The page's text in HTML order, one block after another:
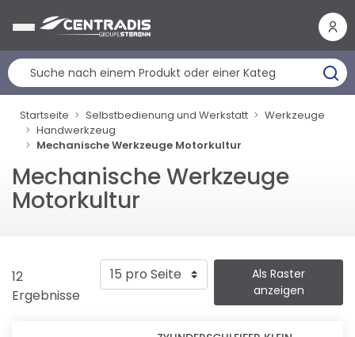
Startseite Selbstbedienung und Werkstatt
Werkzeuge
Handwerkzeug
Mechanische Werkzeuge Motorkultur
Mechanische Werkzeuge
Motorkultur
12
Ergebnisse
Als Raster
anzeigen